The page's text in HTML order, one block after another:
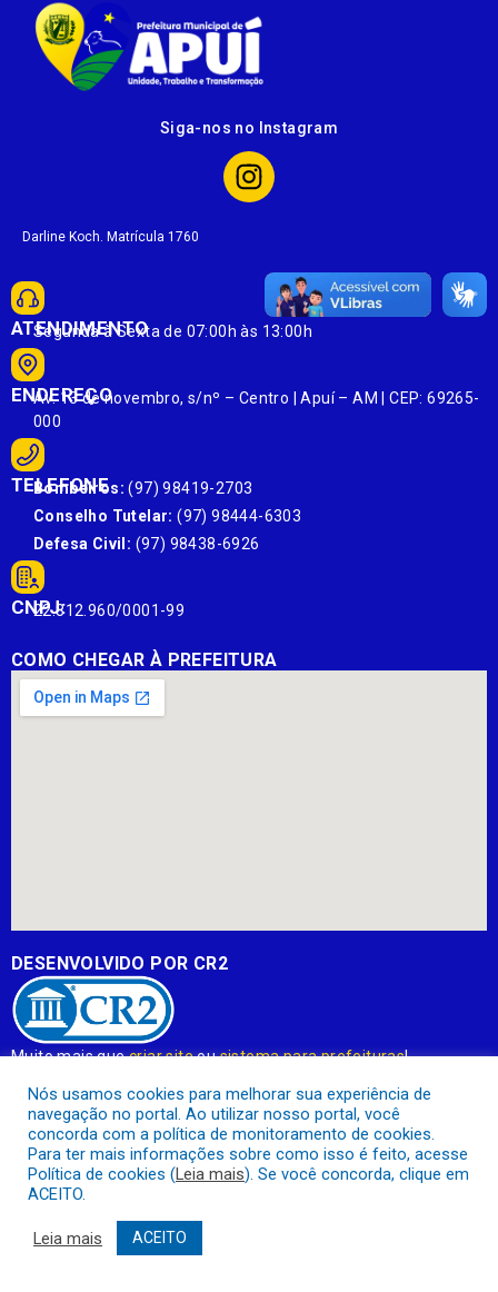
Siga-nos no Instagram
Darline Koch. Matrícula 1760
ATENDIMENTO
Segunda à Sexta de 07:00h às 13:00h
ENDEREÇO
Av. 13 de novembro, s/nº – Centro | Apuí – AM | CEP: 69265-
000
TELEFONE
Bombeiros: (97) 98419-2703
Conselho Tutelar: (97) 98444-6303
Defesa Civil: (97) 98438-6926
CNPJ:
22.812.960/0001-99
COMO CHEGAR À PREFEITURA
DESENVOLVIDO POR CR2
Muito mais quecriar siteousistema para prefeituras!
contrato que todas as exigências das leis de transparência
públicaserão atendidas.
Conheça oPNTPe o Radar da Transparência Pública
Nós usamos cookies para melhorar sua experiência de
navegação no portal. Ao utilizar nosso portal, você
concorda com a política de monitoramento de cookies.
Para ter mais informações sobre como isso é feito, acesse
Política de cookies (Leia mais). Se você concorda, clique em
ACEITO.
Leia mais ACEITO